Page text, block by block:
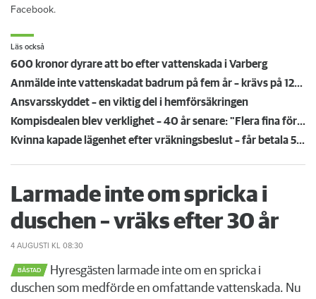
Facebook.
Läs också
600 kronor dyrare att bo efter vattenskada i Varberg
Anmälde inte vattenskadat badrum på fem år – krävs på 125 000 kronor
Ansvarsskyddet – en viktig del i hemförsäkringen
Kompisdealen blev verklighet – 40 år senare: "Flera fina fördelar med att dela bostad"
Kvinna kapade lägenhet efter vräkningsbeslut – får betala 50 000
Larmade inte om spricka i
duschen – vräks efter 30 år
4 AUGUSTI KL 08:30
BÅSTAD
Hyresgästen larmade inte om en spricka i
duschen som medförde en omfattande vattenskada. Nu